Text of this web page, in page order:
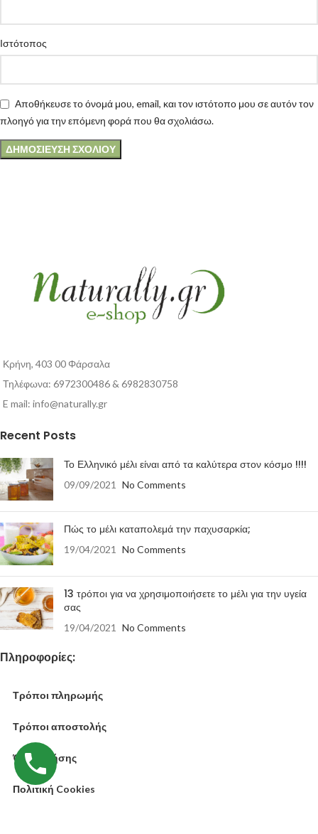
Ιστότοπος
Αποθήκευσε το όνομά μου, email, και τον ιστότοπο μου σε αυτόν τον
πλοηγό για την επόμενη φορά που θα σχολιάσω.
Κρήνη, 403 00 Φάρσαλα
Τηλέφωνα: 6972300486 & 6982830758
E mail: info@naturally.gr
Recent Posts
Το Ελληνικό μέλι είναι από τα καλύτερα στον κόσμο !!!!
09/09/2021 No Comments
Πώς το μέλι καταπολεμά την παχυσαρκία;
19/04/2021 No Comments
13 τρόποι για να χρησιμοποιήσετε το μέλι για την υγεία
σας
19/04/2021 No Comments
Πληροφορίες:
Τρόποι πληρωμής
Τρόποι αποστολής
Όροι Χρήσης
Πολιτική Cookies